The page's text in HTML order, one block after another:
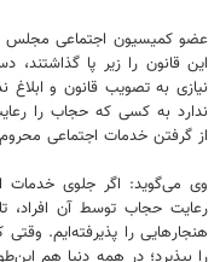
عضو کمیسیون اجتماعی مجلس
این قانون را زیر پا گذاشتند،
نیازی به تصویب قانون و
ندارد به کسی که حجاب را
از گرفتن خدمات اجتماعی
وی می‌گوید: اگر جلوی خدمات
رعایت حجاب توسط آن افراد،
هنجارهایی را پذیرفته‌ایم.
را بپذیرد؛ در همه دنیا هم